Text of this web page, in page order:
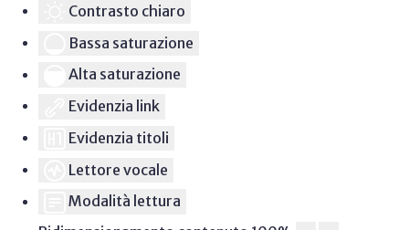
Contrasto chiaro
Bassa saturazione
Alta saturazione
Evidenzia link
Evidenzia titoli
Lettore vocale
Modalità lettura